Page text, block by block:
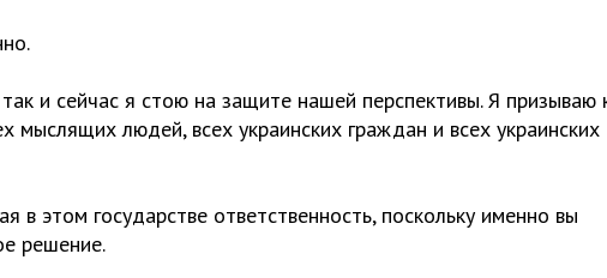
и сейчас я стою на защите нашей перспективы. Я призываю
мыслящих людей, всех украинских граждан и всех украинских
в этом государстве ответственность, поскольку именно вы
решение.